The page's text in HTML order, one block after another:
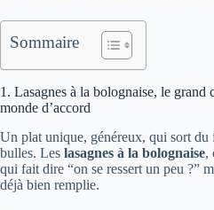
Sommaire
1. Lasagnes à la bolognaise, le grand
monde d’accord
Un plat unique, généreux, qui sort du
bulles. Les lasagnes à la bolognaise,
qui fait dire “on se ressert un peu ?”
déjà bien remplie.